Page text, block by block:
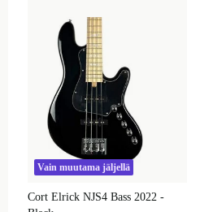
Vain muutama jäljellä
Cort Elrick NJS4 Bass 2022 -